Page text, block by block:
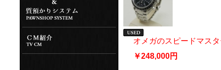
オメガのスピードマス
￥248,000円